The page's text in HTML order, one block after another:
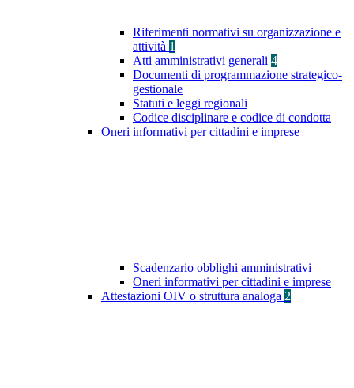
Riferimenti normativi su organizzazione e
attività 1
Atti amministrativi generali 4
Documenti di programmazione strategico-
gestionale
Statuti e leggi regionali
Codice disciplinare e codice di condotta
Oneri informativi per cittadini e imprese
Scadenzario obblighi amministrativi
Oneri informativi per cittadini e imprese
Attestazioni OIV o struttura analoga 2